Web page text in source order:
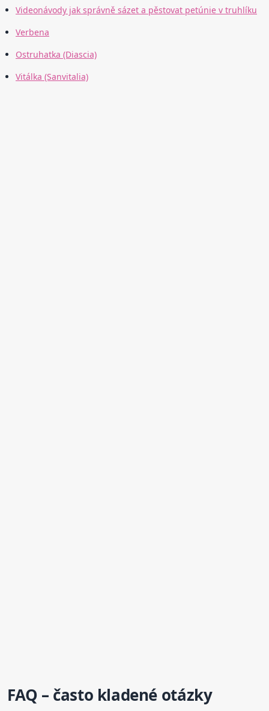
Videonávody jak správně sázet a pěstovat petúnie v truhlíku
Verbena
Ostruhatka (Diascia)
Vitálka (Sanvitalia)
FAQ – často kladené otázky